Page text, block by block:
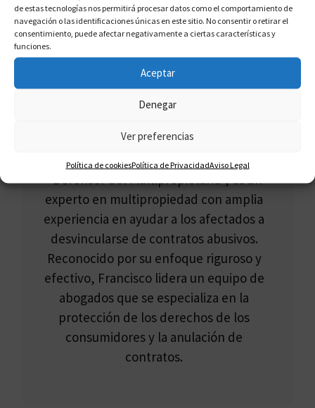
de estas tecnologías nos permitirá procesar datos como el comportamiento de
navegación o las identificaciones únicas en este sitio. No consentir o retirar el
consentimiento, puede afectar negativamente a ciertas características y
funciones.
Aceptar
Denegar
Ver preferencias
Política de cookiesPolítica de PrivacidadAviso Legal
FRANCISCO CLAROS
Francisco Claros, conocido como el
"Defensor del Multipropietario", es un
experto en multipropiedad con amplia
experiencia en ayudar a los afectados a
desvincularse de contratos abusivos.
Reconocido por su enfoque riguroso y
efectivo, Francisco lidera un equipo de
abogados que se especializa en la
protección de los derechos de los
consumidores y la anulación de
contratos.